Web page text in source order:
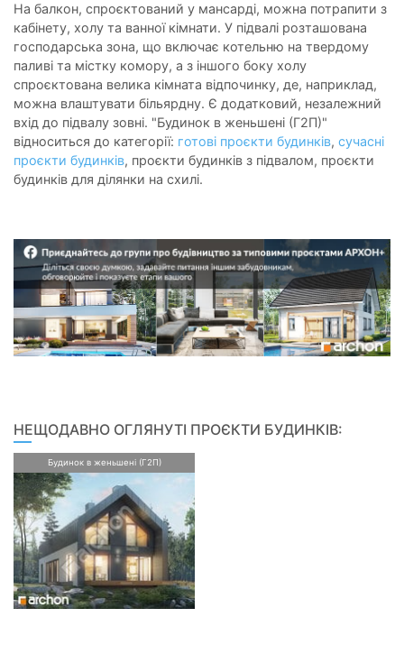
На балкон, спроєктований у мансарді, можна потрапити з
кабінету, холу та ванної кімнати. У підвалі розташована
господарська зона, що включає котельню на твердому
паливі та містку комору, а з іншого боку холу
спроєктована велика кімната відпочинку, де, наприклад,
можна влаштувати більярдну. Є додатковий, незалежний
вхід до підвалу зовні. "Будинок в женьшені (Г2П)"
відноситься до категорії: готові проєкти будинків, сучасні
проєкти будинків, проєкти будинків з підвалом, проєкти
будинків для ділянки на схилі.
НЕЩОДАВНО ОГЛЯНУТІ ПРОЄКТИ БУДИНКІВ:
Будинок в женьшені (Г2П)